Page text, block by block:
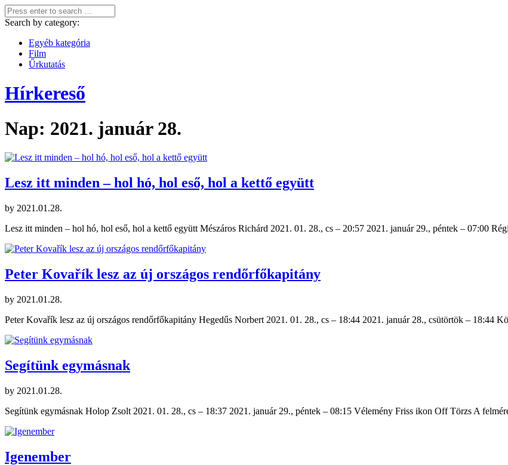
Search by category:
Egyéb kategória
Film
Űrkutatás
Hírkereső
Nap: 2021. január 28.
Lesz itt minden – hol hó, hol eső, hol a kettő együtt
by 2021.01.28.
Lesz itt minden – hol hó, hol eső, hol a kettő együtt Mészáros Richárd 2021. 01. 28., cs – 20:57 2021. január 29., péntek – 07:00
Peter Kovařík lesz az új országos rendőrfőkapitány
by 2021.01.28.
Peter Kovařík lesz az új országos rendőrfőkapitány Hegedűs Norbert 2021. 01. 28., cs – 18:44 2021. január 28., csütörtök – 18:44
Segítünk egymásnak
by 2021.01.28.
Segítünk egymásnak Holop Zsolt 2021. 01. 28., cs – 18:37 2021. január 29., péntek – 08:15 Vélemény Friss ikon Off Törzs A
Igenember